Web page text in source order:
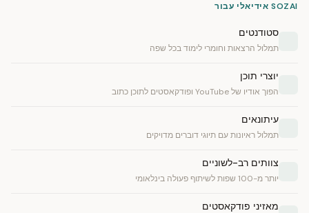
SOZAI אידיאלי עבור
סטודנטים
תמלול הרצאות וחומרי לימוד בכל שפה
יוצרי תוכן
הפוך אודיו של YouTube ופודקאסטים לתוכן כתוב
עיתונאים
תמלול ראיונות עם תיוגי דוברים מדויקים
צוותים רב-לשוניים
יותר מ-100 שפות לשיתוף פעולה בינלאומי
מאזיני פודקאסטים